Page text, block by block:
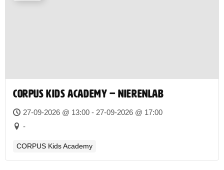
CORPUS Kids Academy – Nierenlab
27-09-2026 @ 13:00 - 27-09-2026 @ 17:00
-
CORPUS Kids Academy